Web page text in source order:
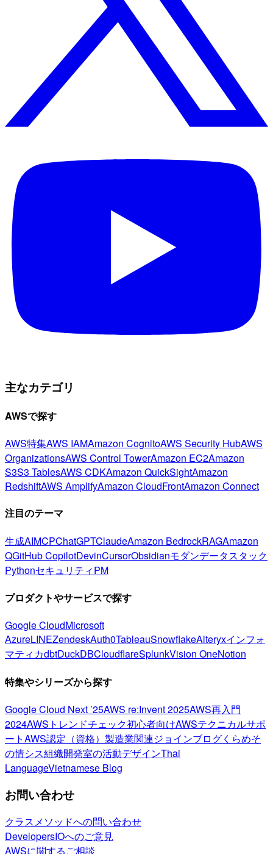
主なカテゴリ
AWSで探す
AWS特集AWS IAMAmazon CognitoAWS Security HubAWS
OrganizationsAWS Control TowerAmazon EC2Amazon
S3S3 TablesAWS CDKAmazon QuickSightAmazon
RedshiftAWS AmplifyAmazon CloudFrontAmazon Connect
注目のテーマ
生成AIMCPChatGPTClaudeAmazon BedrockRAGAmazon
QGitHub CopilotDevinCursorObsidianモダンデータスタック
PythonセキュリティPM
プロダクトやサービスで探す
Google CloudMicrosoft
AzureLINEZendeskAuth0TableauSnowflakeAlteryxインフォ
マティカdbtDuckDBCloudflareSplunkVision OneNotion
特集やシリーズから探す
Google Cloud Next ’25AWS re:Invent 2025AWS再入門
2024AWSトレンドチェック初心者向けAWSテクニカルサポ
ートAWS認定（資格） 製造業関連ジョインブログくらめそ
の情シス組織開発室の活動デザインThai
LanguageVietnamese Blog
お問い合わせ
クラスメソッドへの問い合わせ
DevelopersIOへのご意見
AWSに関するご相談